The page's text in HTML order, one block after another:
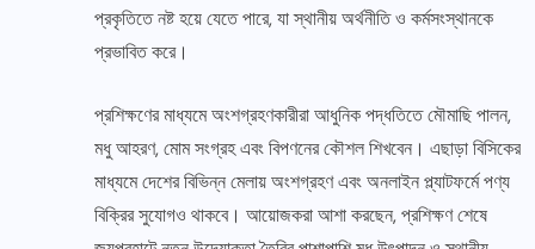
প্রকৃতিতে নষ্ট হয়ে যেতে পারে, যা স্থানীয় অর্থনীতি ও কর্মসংস্থানকে
প্রভাবিত করে।
প্রশিক্ষণের মাধ্যমে অংশগ্রহণকারীরা আধুনিক পদ্ধতিতে মৌমাছি পালন,
মধু আহরণ, মোম সংগ্রহ এবং বিপণনের কৌশল শিখবেন। এছাড়া বিসিকের
মাধ্যমে দেশের বিভিন্ন মেলায় অংশগ্রহণ এবং অনলাইন প্ল্যাটফর্মে পণ্য
বিক্রির সুযোগও থাকবে। আয়োজকরা আশা করছেন, প্রশিক্ষণ শেষে